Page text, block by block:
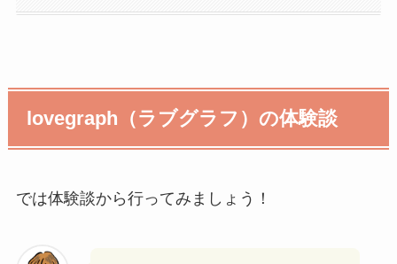
lovegraph（ラブグラフ）の体験談
では体験談から行ってみましょう！